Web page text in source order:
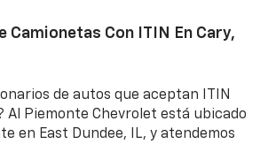
Camionetas Con ITIN En Cary,
de autos que aceptan ITIN
Al Piemonte Chevrolet está ubicado
en East Dundee, IL, y atendemos